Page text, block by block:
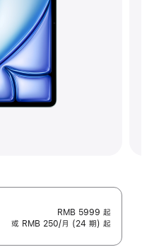
RMB 5999 起
或 RMB 250/月 (24 期) 起